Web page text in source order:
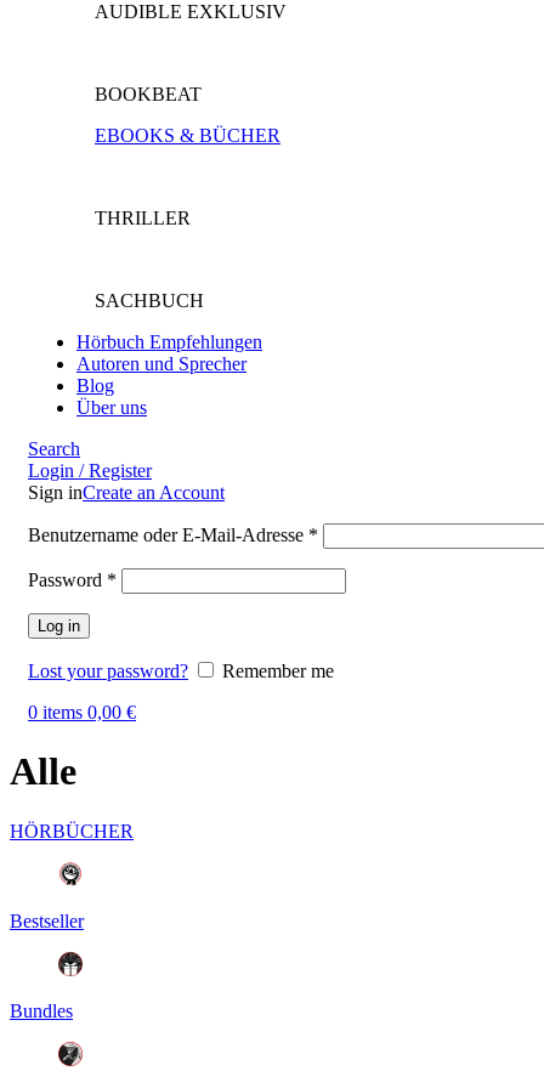
AUDIBLE EXKLUSIV
BOOKBEAT
EBOOKS & BÜCHER
THRILLER
SACHBUCH
Hörbuch Empfehlungen
Autoren und Sprecher
Blog
Über uns
Search
Login / Register
Sign inCreate an Account
Benutzername oder E-Mail-Adresse *
Password *
Log in
Lost your password?
Remember me
0 items 0,00 €
Alle
HÖRBÜCHER
Bestseller
Bundles